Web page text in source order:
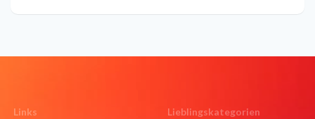
Links Lieblingskategorien